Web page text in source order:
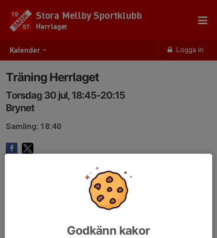
Kalender Logga in
Stora Mellby Sportklubb
Herrlaget
Träning Herrlaget
Torsdag 30 jul, 18:45-20:15
Brynet
Samling: 18:40
Godkänn kakor